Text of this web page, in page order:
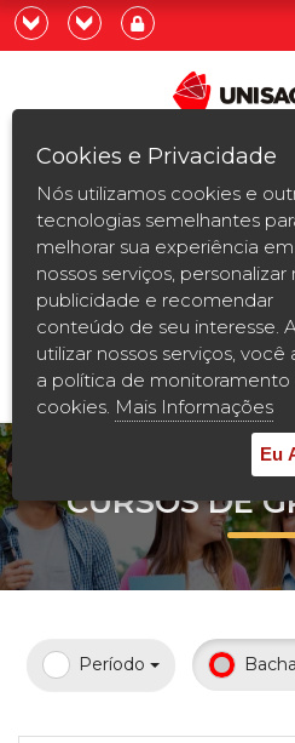
Pós-
Curta
2ª
Desconto de
Já sou
Quero ser
ESTUDE
BOLSAS E
ENTRE EM
CURSOS DE
Período
Cookies e Privacidade
Nós utilizamos cookies e
tecnologias semelhantes
melhorar sua experiência em
nossos serviços, personalizar
publicidade e recomendar
conteúdo de seu interesse.
utilizar nossos serviços, você
a política de monitoramento
cookies. Mais Informações
Eu